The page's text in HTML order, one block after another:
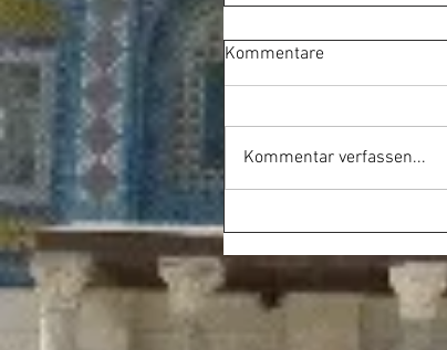
Kommentare
Kommentar verfassen...